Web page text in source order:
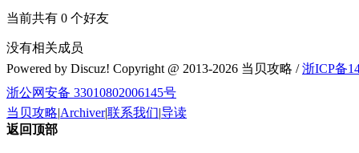
当前共有 0 个好友
没有相关成员
Powered by Discuz! Copyright @ 2013-2026 当贝攻略 /浙ICP备
浙公网安备 33010802006145号
当贝攻略|Archiver|联系我们|导读
返回顶部